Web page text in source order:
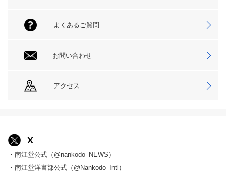
よくあるご質問
お問い合わせ
アクセス
X
・南江堂公式（@nankodo_NEWS）
・南江堂洋書部公式（@Nankodo_Intl）